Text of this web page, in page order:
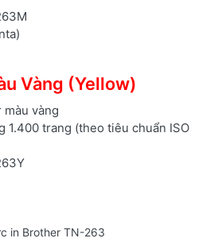
Vàng (Yellow)
màu vàng
1.400 trang (theo tiêu chuẩn ISO
in Brother TN-263